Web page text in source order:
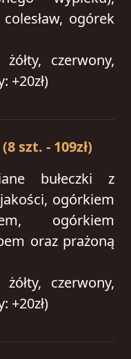
ogórek
czerwony,
+20zł)
(8 szt. - 109zł)
bułeczki z
ogórkiem
ogórkiem
oraz prażoną
czerwony,
+20zł)